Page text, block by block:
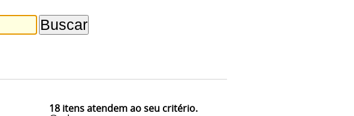
18itens atendem ao seu critério.